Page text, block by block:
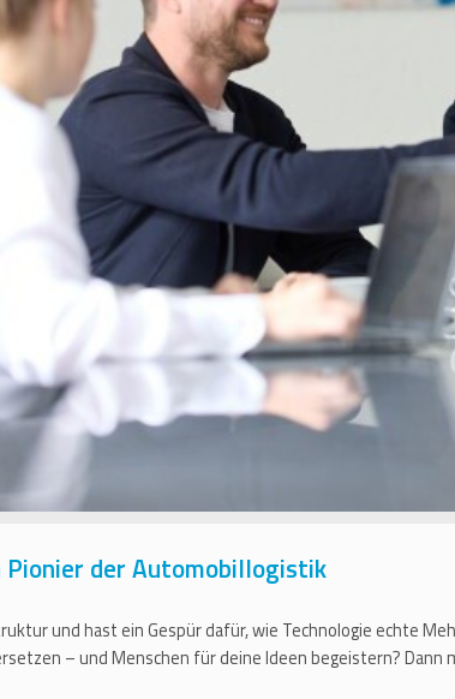
Pionier der Automobillogistik
und hast ein Gespür dafür, wie Technologie echte
– und Menschen für deine Ideen begeistern?